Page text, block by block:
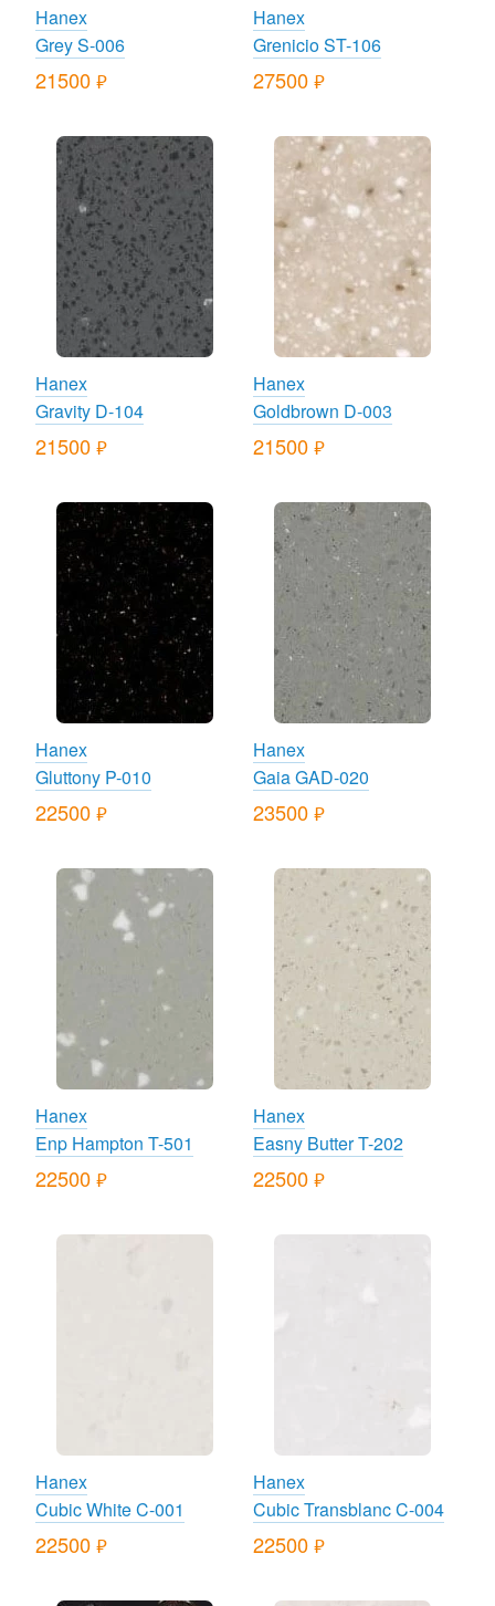
Hanex
Grey S-006
21500руб.
Hanex
Grenicio ST-106
27500 руб.
Hanex
Gravity D-104
21500руб.
Hanex
Goldbrown D-003
21500 руб.
Hanex
Gluttony P-010
22500руб.
Hanex
Gaia GAD-020
23500 руб.
Hanex
Enp Hampton T-501
22500руб.
Hanex
Easny Butter T-202
22500 руб.
Hanex
Cubic White C-001
22500руб.
Hanex
Cubic Transblanc C-004
22500 руб.